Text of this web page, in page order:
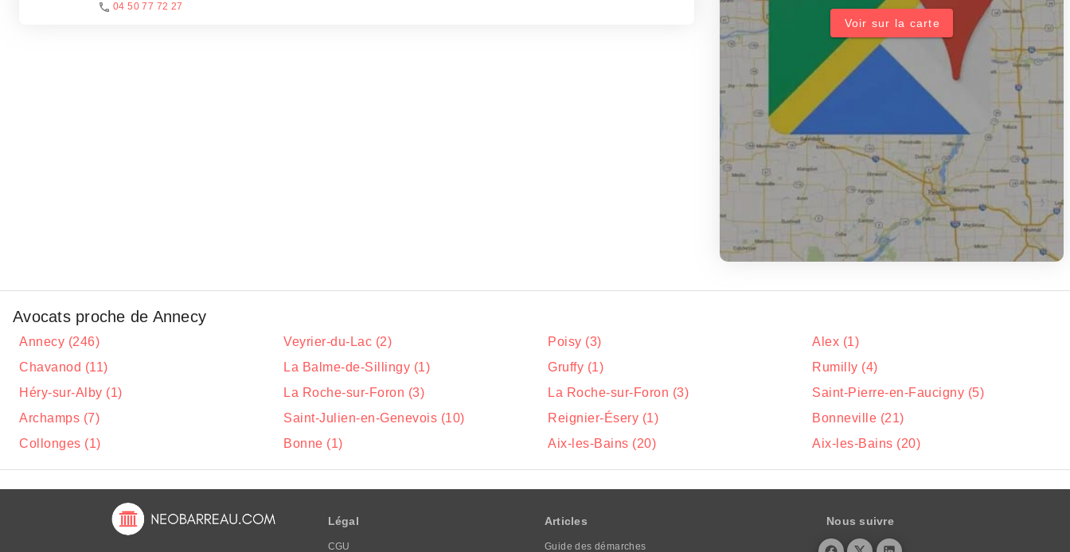
04 50 77 72 27
Voir sur la carte
Avocats proche de Annecy
Annecy (246) Veyrier-du-Lac (2) Poisy (3)
Alex (1)
Chavanod (11)
La Balme-de-Sillingy (1) Gruffy (1)
Rumilly (4)
Héry-sur-Alby (1)
La Roche-sur-Foron (3) La Roche-sur-Foron (3)
Saint-Pierre-en-Faucigny (5)
Archamps (7)
Saint-Julien-en-Genevois (10) Reignier-Ésery (1)
Bonneville (21)
Collonges (1)
Bonne (1) Aix-les-Bains (20) Aix-les-Bains (20)
Légal
CGU
Articles
Guide des démarches
Nous suivre